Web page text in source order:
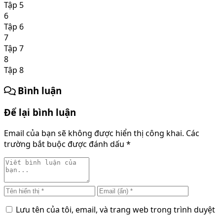
Tập 5
6
Tập 6
7
Tập 7
8
Tập 8
Bình luận
Để lại bình luận
Email của bạn sẽ không được hiển thị công khai. Các
trường bắt buộc được đánh dấu *
Lưu tên của tôi, email, và trang web trong trình duyệt